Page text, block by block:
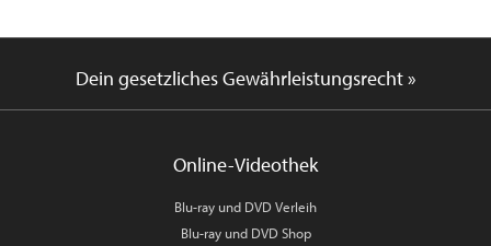
Dein gesetzliches Gewährleistungsrecht »
Online-Videothek
Blu-ray und DVD Verleih
Blu-ray und DVD Shop